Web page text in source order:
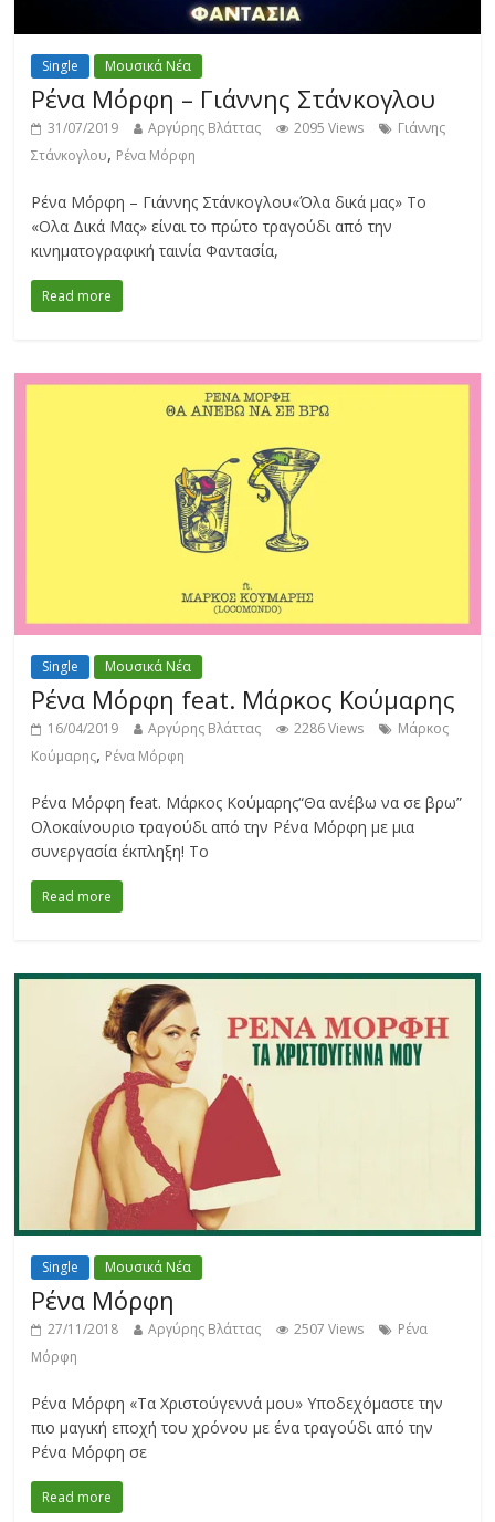
Single Μουσικά Νέα
Ρένα Μόρφη – Γιάννης Στάνκογλου
31/07/2019 Αργύρης Βλάττας 2095 Views
Γιάννης
Στάνκογλου, Ρένα Μόρφη
Ρένα Μόρφη – Γιάννης Στάνκογλου«Όλα δικά μας» Το
«Ολα Δικά Μας» είναι το πρώτο τραγούδι από την
κινηματογραφική ταινία Φαντασία,
Read more
Single Μουσικά Νέα
Ρένα Μόρφη feat. Μάρκος Κούμαρης
16/04/2019 Αργύρης Βλάττας 2286 Views
Μάρκος
Κούμαρης, Ρένα Μόρφη
Ρένα Μόρφη feat. Μάρκος Κούμαρης“Θα ανέβω να σε βρω”
Ολοκαίνουριο τραγούδι από την Ρένα Μόρφη με μια
συνεργασία έκπληξη! Το
Read more
Single Μουσικά Νέα
Ρένα Μόρφη
27/11/2018 Αργύρης Βλάττας 2507 Views
Ρένα
Μόρφη
Ρένα Μόρφη «Τα Χριστούγεννά μου» Υποδεχόμαστε την
πιο μαγική εποχή του χρόνου με ένα τραγούδι από την
Ρένα Μόρφη σε
Read more